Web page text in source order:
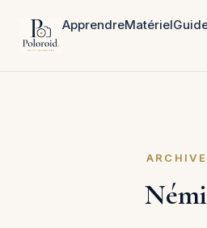
ApprendreMatériel